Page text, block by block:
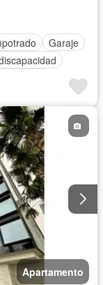
Garaje
Apartamento